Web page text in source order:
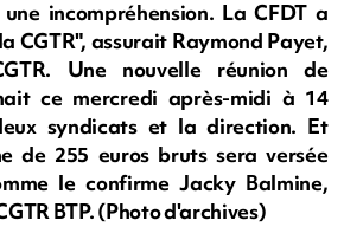
incompréhension. La CFDT a
CGTR", assurait Raymond Payet,
Une nouvelle réunion de
ce mercredi après-midi à 14
syndicats et la direction. Et
de 255 euros bruts sera versée
le confirme Jacky Balmine,
BTP. (Photo d'archives)